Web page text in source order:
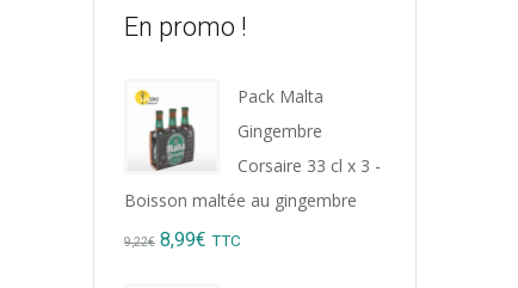
En promo !
Pack Malta
Gingembre
Corsaire 33 cl x 3 -
Boisson maltée au gingembre
9,22€ Original
8,99€ Current
TTC